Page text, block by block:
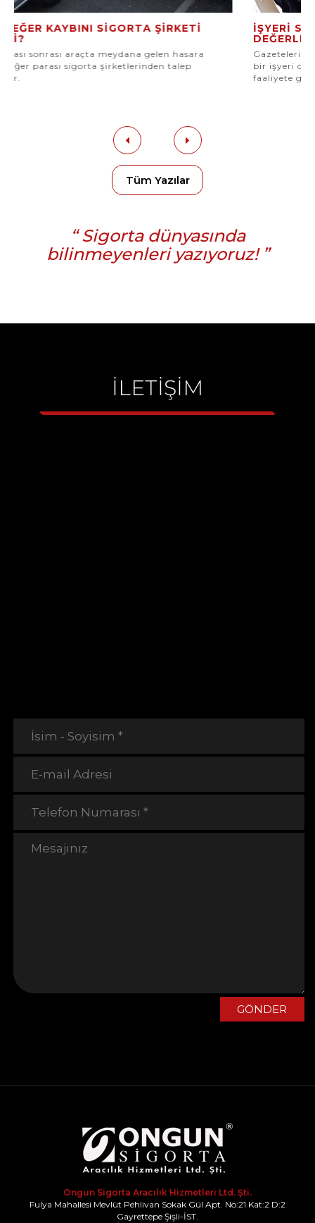
İŞYERI SIGORTASI HAKKINDA ÖNEMLI
Gazetelerin üçüncü sayfasında işyeri yanan ve iflas eden
bir işyeri olmak istemiyor iseniz; aynı iş yerini tekrar
faaliyete geçirmek işyeri sigortası sayesinde çok kolay.
Tüm Yazılar
“ Sigorta dünyasında
bilinmeyenleri yazıyoruz! ”
İLETİŞİM
GÖNDER
Ongun Sigorta Aracılık Hizmetleri Ltd. Şti.
Fulya Mahallesi Mevlüt Pehlivan Sokak Gül Apt. No:21 Kat:2 D:2
Gayrettepe Şişli-İST.